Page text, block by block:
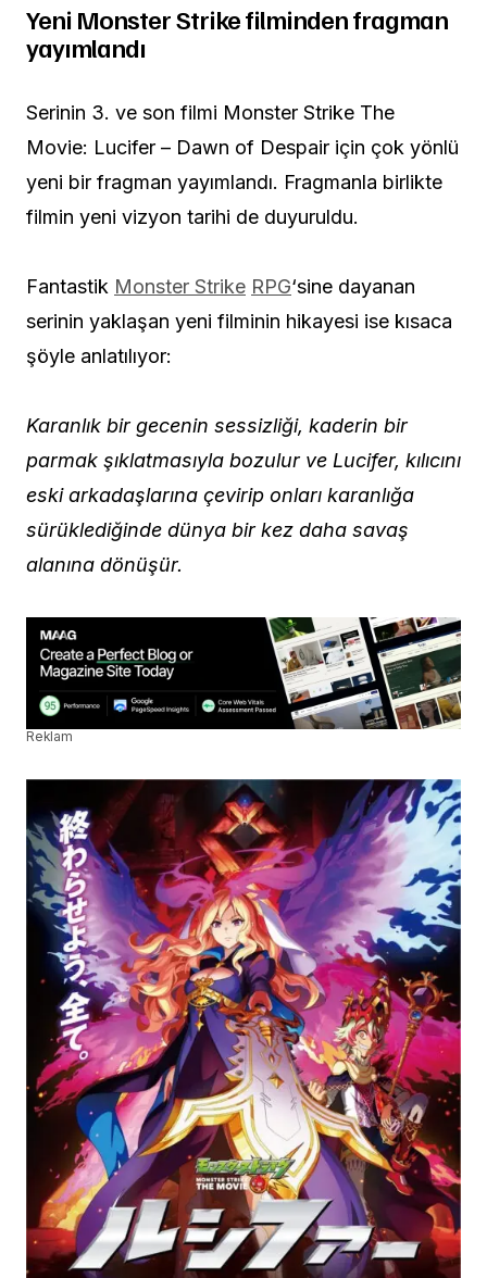
Yeni Monster Strike filminden fragman
yayımlandı
Serinin 3. ve son filmi Monster Strike The
Movie: Lucifer – Dawn of Despair için çok yönlü
yeni bir fragman yayımlandı. Fragmanla birlikte
filmin yeni vizyon tarihi de duyuruldu.
Fantastik Monster Strike RPG‘sine dayanan
serinin yaklaşan yeni filminin hikayesi ise kısaca
şöyle anlatılıyor:
Karanlık bir gecenin sessizliği, kaderin bir
parmak şıklatmasıyla bozulur ve Lucifer, kılıcını
eski arkadaşlarına çevirip onları karanlığa
sürüklediğinde dünya bir kez daha savaş
alanına dönüşür.
Reklam